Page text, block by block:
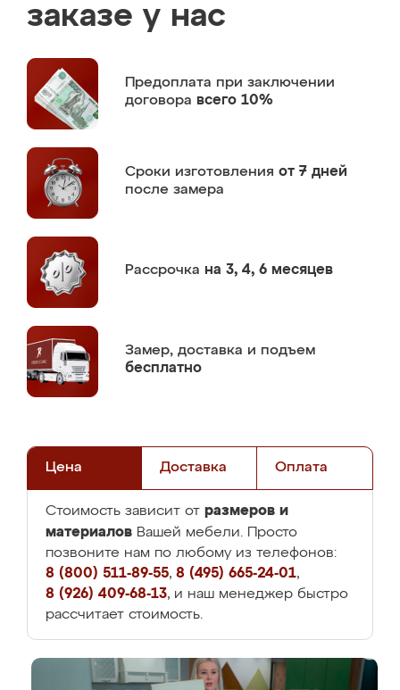
заказе у нас
Предоплата при заключении
договора всего 10%
Сроки изготовления от 7 дней
после замера
Рассрочка на 3, 4, 6 месяцев
Замер, доставка и подъем
бесплатно
Цена Доставка Оплата
Стоимость зависит от размеров и
материалов Вашей мебели. Просто
позвоните нам по любому из телефонов:
8 (800) 511-89-55, 8 (495) 665-24-01,
8 (926) 409-68-13, и наш менеджер быстро
рассчитает стоимость.